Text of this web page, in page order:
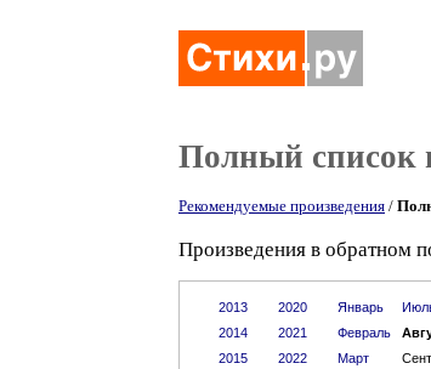
Полный список
Рекомендуемые произведения /
Произведения в обратном
2013
2014
2015
2020
2021
2022
Январь
Февраль
Март